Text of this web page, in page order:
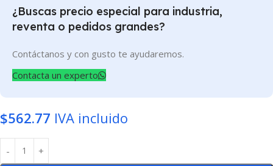
¿Buscas precio especial para industria,
reventa o pedidos grandes?
Contáctanos y con gusto te ayudaremos.
Contacta un experto
$562.77 IVA incluido